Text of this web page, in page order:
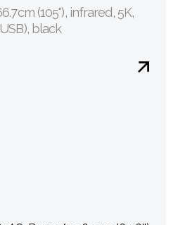
(105''), infrared, 5K,
black